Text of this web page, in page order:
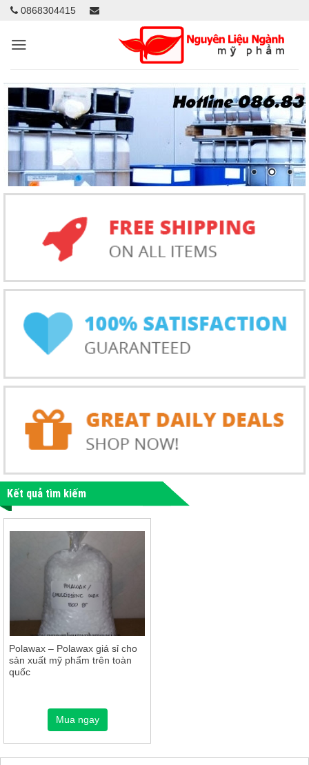
0868304415
Kết quả tìm kiếm
Polawax – Polawax giá sỉ cho
sản xuất mỹ phẩm trên toàn
quốc
Mua ngay